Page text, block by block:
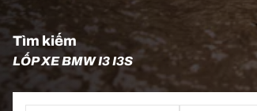
Tìm kiếm
LỐP XE BMW I3 I3S